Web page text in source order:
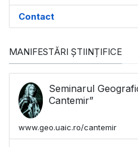
Contact
MANIFESTĂRI ȘTIINȚIFICE
Seminarul
Cantemir”
www.geo.uaic.ro/cantemir